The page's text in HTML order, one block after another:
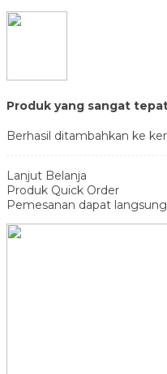
Produk yang sangat
Berhasil ditambahkan ke
Lanjut Belanja
Produk Quick Order
Pemesanan dapat